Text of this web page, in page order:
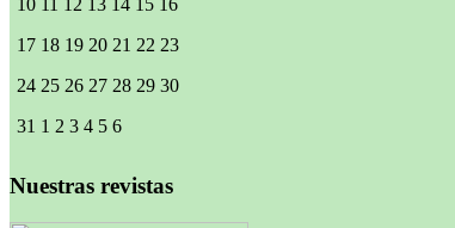
17 18 19 20 21 22 23
24 25 26 27 28 29 30
31 1 2 3 4 5 6
Nuestras revistas